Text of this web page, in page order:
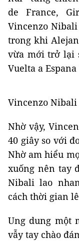
de France,
Vincenzo
trong khi
vừa mới trở lại
Vuelta a
Vincenzo
Nhờ vậy,
40 giây so với
Nhờ am hiểu
xuống nên tay
Nibali lao
cách thời gian
Ung dung một
vẫy tay chào